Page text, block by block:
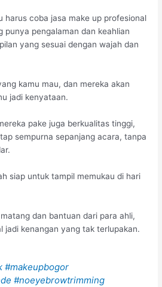
harus coba jasa make up profesional
punya pengalaman dan keahlian
yang sesuai dengan wajah dan
kamu mau, dan mereka akan
jadi kenyataan.
pake juga berkualitas tinggi,
sempurna sepanjang acara, tanpa
siap untuk tampil memukau di hari
dan bantuan dari para ahli,
jadi kenangan yang tak terlupakan.
#makeupbogor
#noeyebrowtrimming